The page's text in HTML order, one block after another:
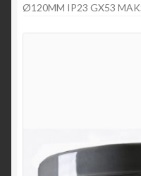
Artikler
Ø120MM IP23 GX53